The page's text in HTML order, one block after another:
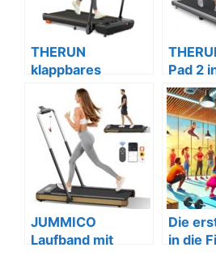
THERUN
klappbares
Laufband, 2,5PS,
leise bis 12 km/h,
orange
Pad 2
mit
Silber.
JUMMICO
Laufband mit
Die
in die